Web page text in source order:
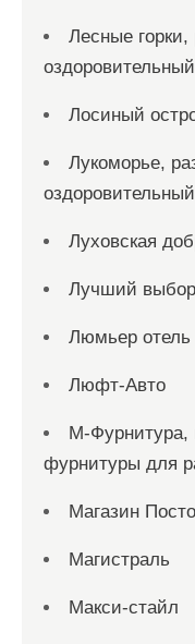
Лесные горки,
Лосиный
Лукоморье,
Луховская
Лучший
Люмьер отель
Люфт-Авто
М-Фурнитура,
фурнитуры для
Магазин
Магистраль
Макси-стайл